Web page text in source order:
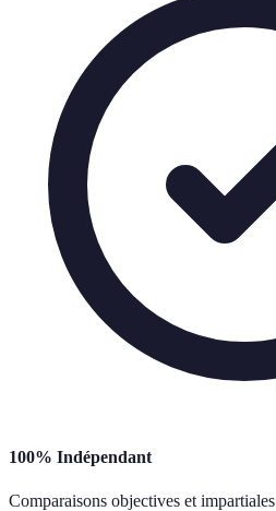
100% Indépendant
Comparaisons objectives et impartiales